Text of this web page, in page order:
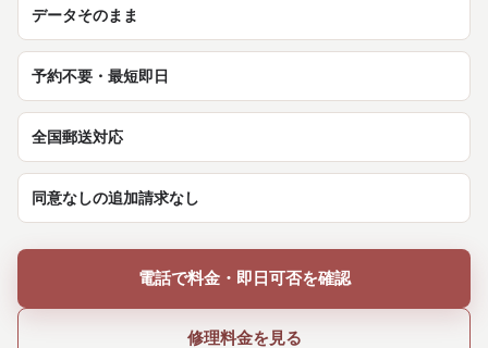
データそのまま
予約不要・最短即日
全国郵送対応
同意なしの追加請求なし
電話で料金・即日可否を確認
修理料金を見る